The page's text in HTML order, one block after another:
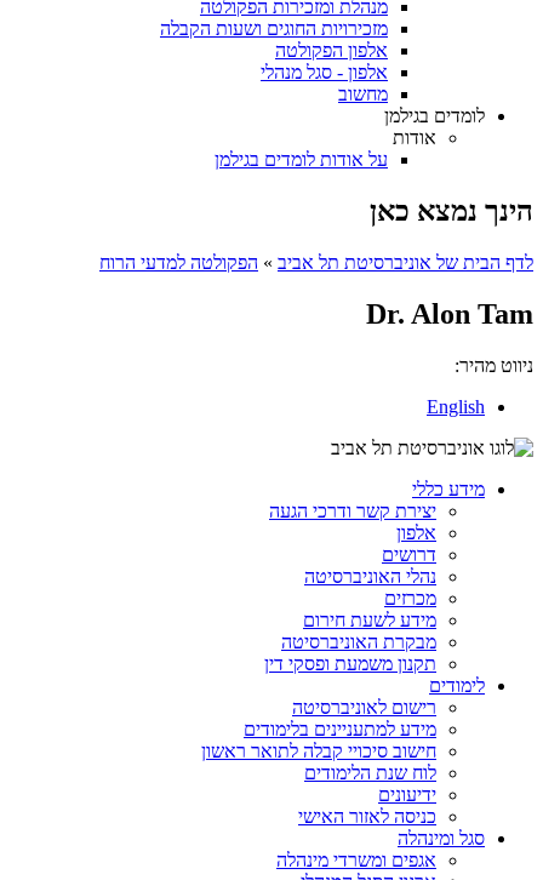
מנהלת ומזכירות הפקולטה
מזכירויות החוגים ושעות הקבלה
אלפון הפקולטה
אלפון - סגל מנהלי
מחשוב
לומדים בגילמן
אודות
על אודות לומדים בגילמן
הינך נמצא כאן
לדף הבית של אוניברסיטת תל אביב » הפקולטה למדעי הרוח
Dr. Alon Tam
ניווט מהיר:
English
מידע כללי
יצירת קשר ודרכי הגעה
אלפון
דרושים
נהלי האוניברסיטה
מכרזים
מידע לשעת חירום
מבקרת האוניברסיטה
תקנון משמעת ופסקי דין
לימודים
רישום לאוניברסיטה
מידע למתעניינים בלימודים
חישוב סיכויי קבלה לתואר ראשון
לוח שנת הלימודים
ידיעונים
כניסה לאזור האישי
סגל ומינהלה
אגפים ומשרדי מינהלה